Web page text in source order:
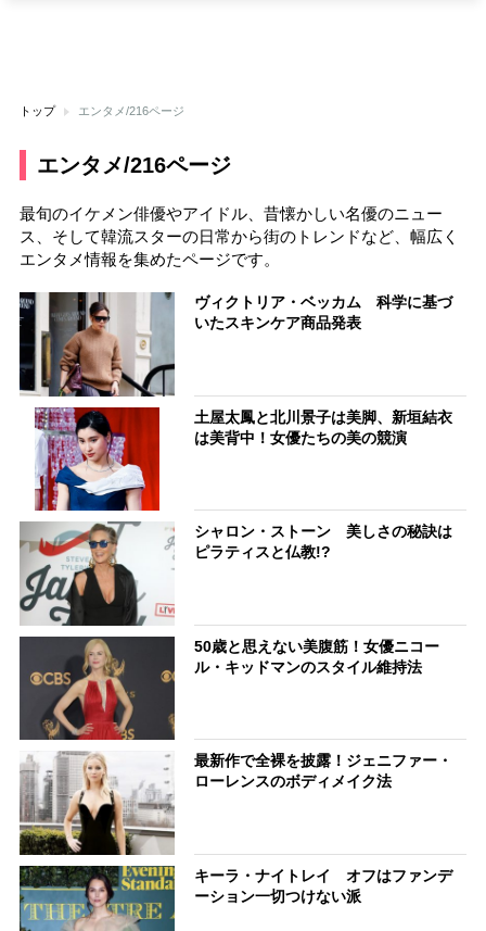
トップ エンタメ/216ページ
エンタメ/216ページ
最旬のイケメン俳優やアイドル、昔懐かしい名優のニュー
ス、そして韓流スターの日常から街のトレンドなど、幅広く
エンタメ情報を集めたページです。
ヴィクトリア・ベッカム 科学に基づ
いたスキンケア商品発表
土屋太鳳と北川景子は美脚、新垣結衣
は美背中！女優たちの美の競演
シャロン・ストーン 美しさの秘訣は
ピラティスと仏教!?
50歳と思えない美腹筋！女優ニコー
ル・キッドマンのスタイル維持法
最新作で全裸を披露！ジェニファー・
ローレンスのボディメイク法
キーラ・ナイトレイ オフはファンデ
ーション一切つけない派